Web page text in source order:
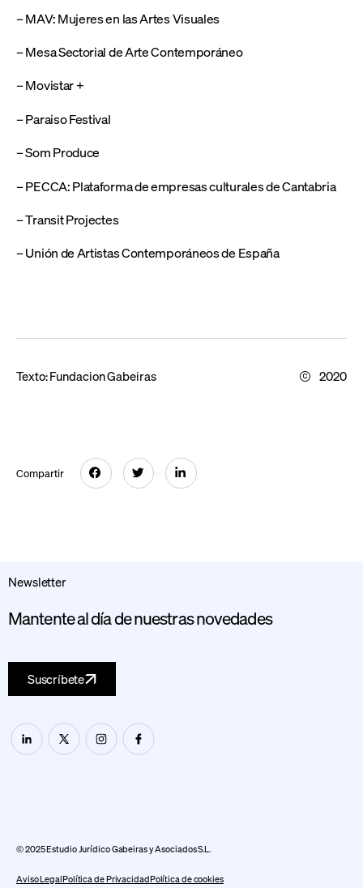
– MAV: Mujeres en las Artes Visuales
– Mesa Sectorial de Arte Contemporáneo
– Movistar +
– Paraiso Festival
– Som Produce
– PECCA: Plataforma de empresas culturales de Cantabria
– Transit Projectes
– Unión de Artistas Contemporáneos de España
Texto:Fundacion Gabeiras 2020
Compartir
Newsletter
Mantente al día de nuestras novedades
Suscríbete
© 2025 Estudio Jurídico Gabeiras y Asociados S.L.
Aviso LegalPolítica de PrivacidadPolítica de cookies